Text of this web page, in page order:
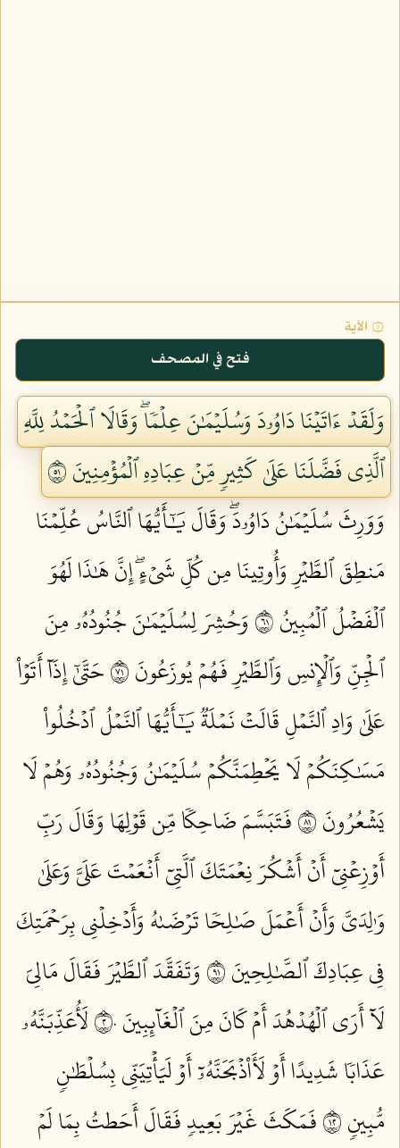
۞ الآية
فتح في المصحف
وَلَقَدۡ ءَاتَيۡنَا دَاوُۥدَ وَسُلَيۡمَٰنَ عِلۡمٗاۖ وَقَالَا ٱلۡحَمۡدُ لِلَّهِ
ٱلَّذِي فَضَّلَنَا عَلَىٰ كَثِيرٖ مِّنۡ عِبَادِهِ ٱلۡمُؤۡمِنِينَ ١٥
وَوَرِثَ سُلَيۡمَٰنُ دَاوُۥدَۖ وَقَالَ يَٰٓأَيُّهَا ٱلنَّاسُ عُلِّمۡنَا
مَنطِقَ ٱلطَّيۡرِ وَأُوتِينَا مِن كُلِّ شَيۡءٍۖ إِنَّ هَٰذَا لَهُوَ
ٱلۡفَضۡلُ ٱلۡمُبِينُ ١٦
وَحُشِرَ لِسُلَيۡمَٰنَ جُنُودُهُۥ مِنَ
ٱلۡجِنِّ وَٱلۡإِنسِ وَٱلطَّيۡرِ فَهُمۡ يُوزَعُونَ ١٧
حَتَّىٰٓ إِذَآ أَتَوۡاْ
عَلَىٰ وَادِ ٱلنَّمۡلِ قَالَتۡ نَمۡلَةٞ يَٰٓأَيُّهَا ٱلنَّمۡلُ ٱدۡخُلُواْ
مَسَٰكِنَكُمۡ لَا يَحۡطِمَنَّكُمۡ سُلَيۡمَٰنُ وَجُنُودُهُۥ وَهُمۡ لَا
يَشۡعُرُونَ ١٨
فَتَبَسَّمَ ضَاحِكٗا مِّن قَوۡلِهَا وَقَالَ رَبِّ
أَوۡزِعۡنِيٓ أَنۡ أَشۡكُرَ نِعۡمَتَكَ ٱلَّتِيٓ أَنۡعَمۡتَ عَلَيَّ وَعَلَىٰ
وَٰلِدَيَّ وَأَنۡ أَعۡمَلَ صَٰلِحٗا تَرۡضَىٰهُ وَأَدۡخِلۡنِي بِرَحۡمَتِكَ
فِي عِبَادِكَ ٱلصَّٰلِحِينَ ١٩
وَتَفَقَّدَ ٱلطَّيۡرَ فَقَالَ مَالِيَ
لَآ أَرَى ٱلۡهُدۡهُدَ أَمۡ كَانَ مِنَ ٱلۡغَآئِبِينَ ٢٠
لَأُعَذِّبَنَّهُۥ
عَذَابٗا شَدِيدًا أَوۡ لَأَاْذۡبَحَنَّهُۥٓ أَوۡ لَيَأۡتِيَنِّي بِسُلۡطَٰنٖ
مُّبِينٖ ٢١
فَمَكَثَ غَيۡرَ بَعِيدٖ فَقَالَ أَحَطتُ بِمَا لَمۡ